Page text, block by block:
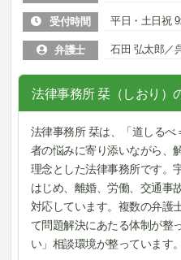
受付時間 平日・土日祝
弁護士 石田 弘太郎／
法律事務所 栞（しおり）
法律事務所 栞は、「道しる
者の悩みに寄り添いながら、
理念とした法律事務所です。
はじめ、離婚、労働、交通事
対応しています。複数の弁護
て問題解決にあたる体制が整
い」相談環境が整っています。